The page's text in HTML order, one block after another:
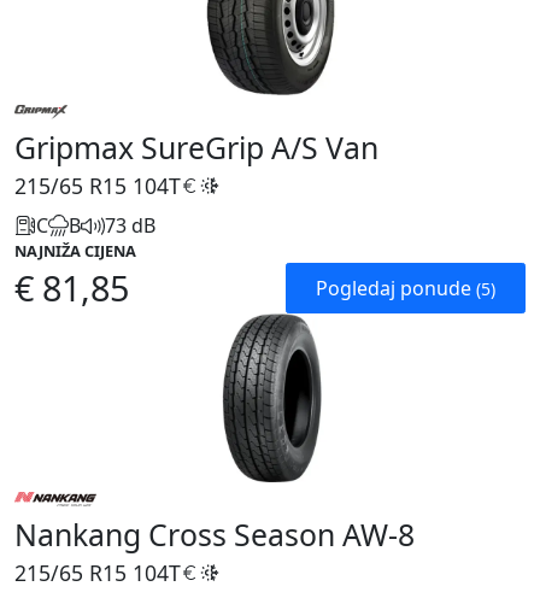
Gripmax SureGrip A/S Van
215/65 R15 104T
C B 73 dB
NAJNIŽA CIJENA
€ 81,85 Pogledaj ponude (5)
Nankang Cross Season AW-8
215/65 R15 104T